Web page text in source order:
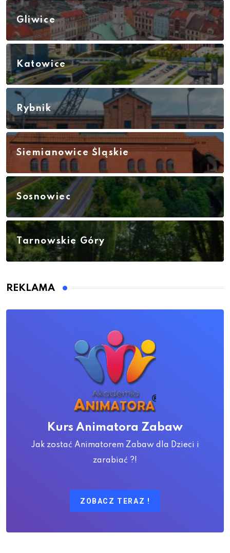
Gliwice
Katowice
Rybnik
Siemianowice Śląskie
Sosnowiec
Tarnowskie Góry
REKLAMA
Kurs Animatora Zabaw
Jak zostać Animatorem Zabaw dla Dzieci i
zarabiać ?!
ZOBACZ TERAZ !